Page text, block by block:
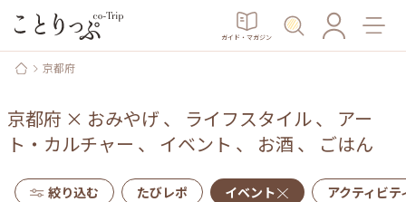
ガイド・マガジン
京都府
京都府 × おみやげ 、 ライフスタイル、 アー
ト・カルチャー 、 イベント 、 お酒 、 ごはん
絞り込む たびレポ イベント アクティビテ